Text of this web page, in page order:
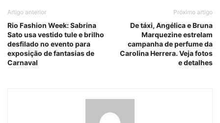
Artigo anterior
Rio Fashion Week: Sabrina
Sato usa vestido tule e brilho
desfilado no evento para
exposição de fantasias de
Carnaval
Próximo artigo
De táxi, Angélica e Bruna
Marquezine estrelam
campanha de perfume da
Carolina Herrera. Veja fotos
e detalhes